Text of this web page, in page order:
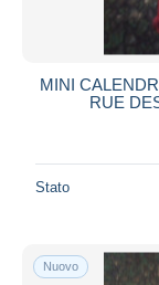
MINI
RUE
Stato
Nuovo